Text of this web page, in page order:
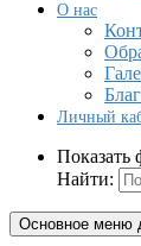
О нас
Личный
Показать
Найти:
Основное меню